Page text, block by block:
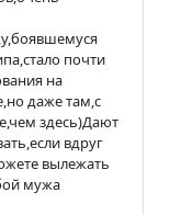
почти
на
даже там,с
здесь)Дают
вдруг
вылежать
мужа